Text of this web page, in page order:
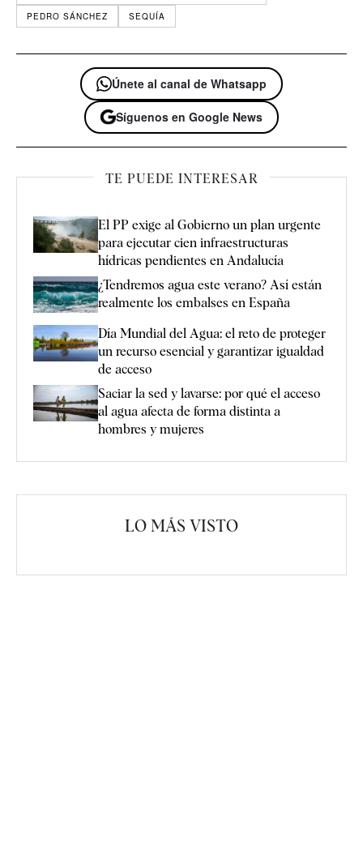
PEDRO SÁNCHEZ
SEQUÍA
Únete al canal de Whatsapp
Síguenos en Google News
TE PUEDE INTERESAR
El PP exige al Gobierno un plan urgente
para ejecutar cien infraestructuras
hídricas pendientes en Andalucía
¿Tendremos agua este verano? Así están
realmente los embalses en España
Día Mundial del Agua: el reto de proteger
un recurso esencial y garantizar igualdad
de acceso
Saciar la sed y lavarse: por qué el acceso
al agua afecta de forma distinta a
hombres y mujeres
LO MÁS VISTO